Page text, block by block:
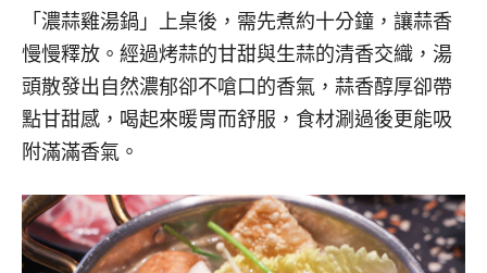
「濃蒜雞湯鍋」上桌後，需先煮約十分鐘，讓蒜香
慢慢釋放。經過烤蒜的甘甜與生蒜的清香交織，湯
頭散發出自然濃郁卻不嗆口的香氣，蒜香醇厚卻帶
點甘甜感，喝起來暖胃而舒服，食材涮過後更能吸
附滿滿香氣。